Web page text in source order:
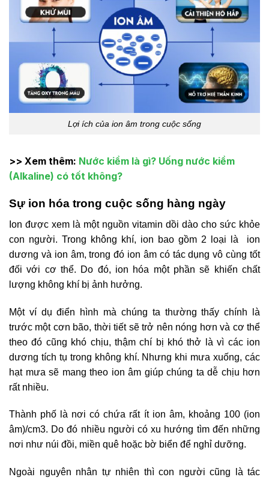
Lợi ích của ion âm trong cuộc sống
>> Xem thêm: Nước kiềm là gì? Uống nước kiềm
(Alkaline) có tốt không?
Sự ion hóa trong cuộc sống hàng ngày
Ion được xem là một nguồn vitamin dồi dào cho sức khỏe
con người. Trong không khí, ion bao gồm 2 loại là ion
dương và ion âm, trong đó ion âm có tác dụng vô cùng tốt
đối với cơ thể. Do đó, ion hóa một phần sẽ khiến chất
lượng không khí bị ảnh hưởng.
Một ví dụ điển hình mà chúng ta thường thấy chính là
trước một cơn bão, thời tiết sẽ trở nên nóng hơn và cơ thể
theo đó cũng khó chịu, thậm chí bị khó thở là vì các ion
dương tích tụ trong không khí. Nhưng khi mưa xuống, các
hạt mưa sẽ mang theo ion âm giúp chúng ta dễ chịu hơn
rất nhiều.
Thành phố là nơi có chứa rất ít ion âm, khoảng 100 (ion
âm)/cm3. Do đó nhiều người có xu hướng tìm đến những
nơi như núi đồi, miền quê hoặc bờ biển để nghỉ dưỡng.
Ngoài nguyên nhân tự nhiên thì con người cũng là tác